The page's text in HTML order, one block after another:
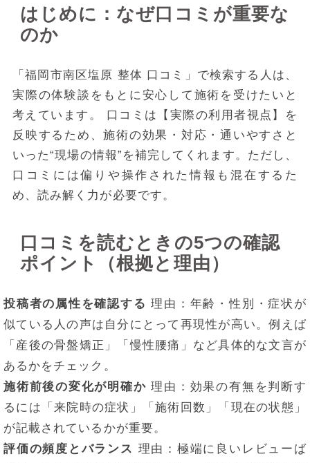
はじめに：なぜ口コミが重要な
のか
「福岡市南区塩原 整体 口コミ」で検索する人は、
実際の体験談をもとに安心して施術を受けたいと
考えています。 口コミは【実際の利用者視点】を
反映するため、施術の効果・対応・通いやすさと
いった“現場の情報”を補完してくれます。ただし、
口コミには偏りや操作された情報も混在するた
め、読み解く力が必要です。
口コミを読むときの5つの確認
ポイント（根拠と理由）
投稿者の属性を確認する 理由：年齢・性別・症状が
似ている人の声は自分にとって再現性が高い。例えば
「産後の骨盤矯正」「慢性腰痛」など具体的な文言が
あるかをチェック。
施術前後の変化が明確か 理由：効果の有無を判断す
るには「来院時の症状」「施術回数」「現在の状態」
が記載されているかが重要。
評価の頻度とバランス 理由：極端に良いレビューば